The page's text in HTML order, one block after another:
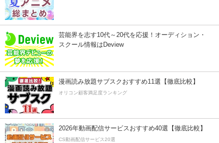
芸能界を志す10代～20代を応援！オーディション・
スクール情報はDeview
漫画読み放題サブスクおすすめ11選【徹底比較】
オリコン顧客満足度ランキング
2026年動画配信サービスおすすめ40選【徹底比較】
CS動画配信サービス20選